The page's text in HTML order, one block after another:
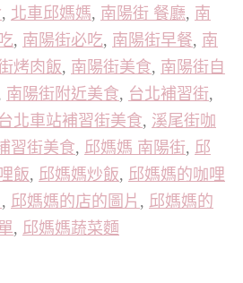
, 北車邱媽媽, 南陽街 餐廳, 南
, 南陽街必吃, 南陽街早餐, 南
烤肉飯, 南陽街美食, 南陽街自
南陽街附近美食, 台北補習街,
台北車站補習街美食, 溪尾街咖
習街美食, 邱媽媽 南陽街, 邱
飯, 邱媽媽炒飯, 邱媽媽的咖哩
, 邱媽媽的店的圖片 , 邱媽媽的
, 邱媽媽蔬菜麵